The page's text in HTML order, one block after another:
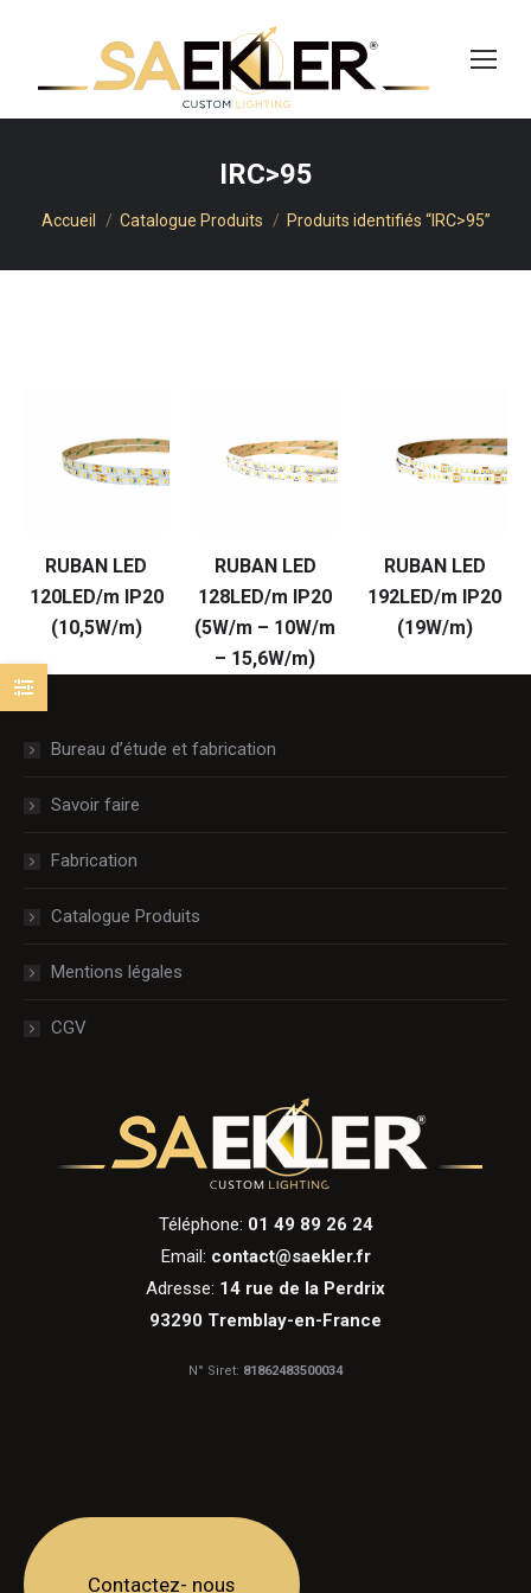
IRC>95
Vous êtes ici :
Accueil Catalogue Produits Produits identifiés “IRC>95”
RUBAN LED
120LED/m IP20
(10,5W/m)
RUBAN LED
128LED/m IP20
(5W/m – 10W/m
– 15,6W/m)
RUBAN LED
192LED/m IP20
(19W/m)
Bureau d’étude et fabrication
Savoir faire
Fabrication
Catalogue Produits
Mentions légales
CGV
Téléphone: 01 49 89 26 24
Email: contact@saekler.fr
Adresse: 14 rue de la Perdrix
93290 Tremblay-en-France
N° Siret: 81862483500034
Contactez- nous